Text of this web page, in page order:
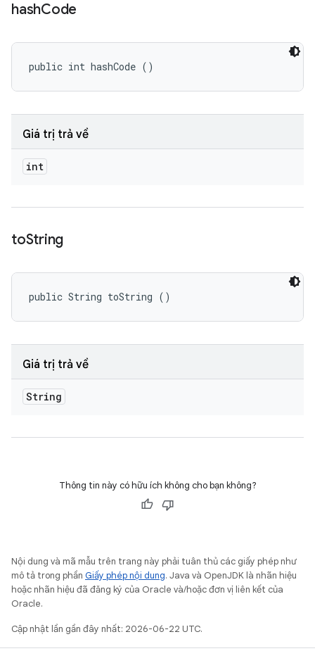
hashCode
public int hashCode ()
Giá trị trả về
int
toString
public String toString ()
Giá trị trả về
String
Thông tin này có hữu ích không cho bạn không?
Nội dung và mã mẫu trên trang này phải tuân thủ các giấy phép như
mô tả trong phần Giấy phép nội dung. Java và OpenJDK là nhãn hiệu
hoặc nhãn hiệu đã đăng ký của Oracle và/hoặc đơn vị liên kết của
Oracle.
Cập nhật lần gần đây nhất: 2026-06-22 UTC.